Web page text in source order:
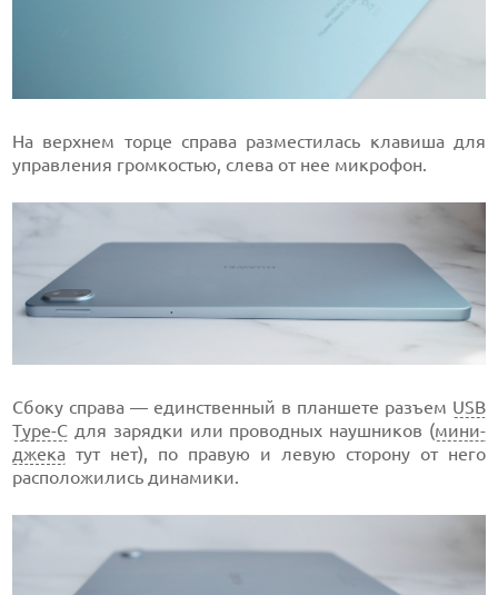
На верхнем торце справа разместилась клавиша для
управления громкостью, слева от нее микрофон.
Сбоку справа — единственный в планшете разъем USB
Type-C для зарядки или проводных наушников (мини-
джека тут нет), по правую и левую сторону от него
расположились динамики.